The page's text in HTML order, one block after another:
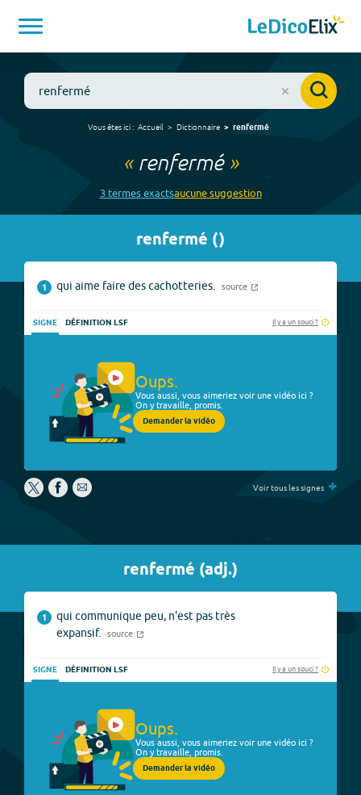
Vous êtes ici : Accueil Dictionnaire renfermé
« renfermé»
3termesexactsaucunesuggestion
renfermé ()
1 qui aime faire des cachotteries. source
SIGNE DÉFINITION LSF Il y a un souci ?
Oups.
Vous aussi, vous aimeriez voir une vidéo ici ?
On y travaille, promis.
Demander la vidéo
Voir tous les signes +
renfermé (adj.)
1
qui communique peu, n'est pas très
expansif.
source
SIGNE DÉFINITION LSF Il y a un souci ?
Oups.
Vous aussi, vous aimeriez voir une vidéo ici ?
On y travaille, promis.
Demander la vidéo